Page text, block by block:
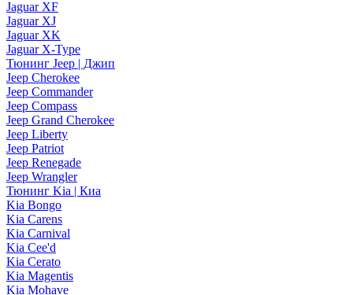
Jaguar XF
Jaguar XJ
Jaguar XK
Jaguar X-Type
Тюнинг Jeep | Джип
Jeep Cherokee
Jeep Commander
Jeep Compass
Jeep Grand Cherokee
Jeep Liberty
Jeep Patriot
Jeep Renegade
Jeep Wrangler
Тюнинг Kia | Киа
Kia Bongo
Kia Carens
Kia Carnival
Kia Cee'd
Kia Cerato
Kia Magentis
Kia Mohave